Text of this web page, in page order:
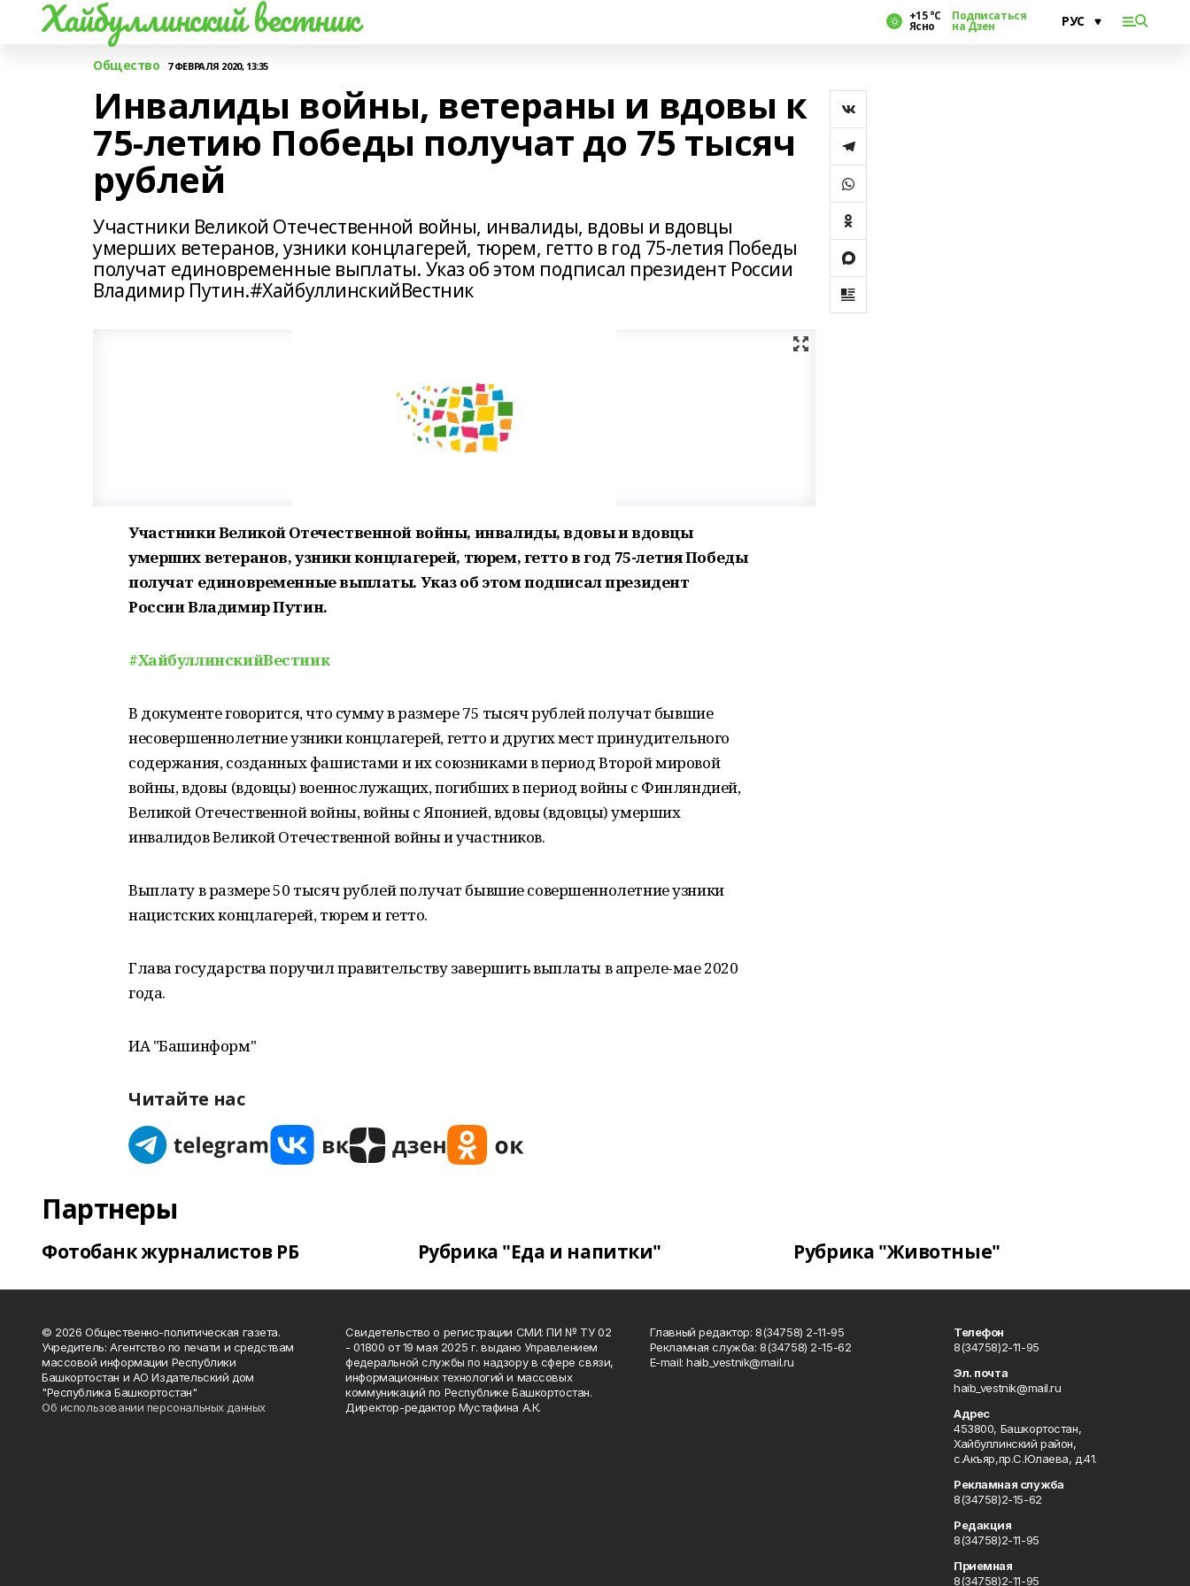
Хайбуллинский вестник +15 °С
Ясно
Подписаться
на Дзен
Общество 7 ФЕВРАЛЯ 2020, 13:35
Инвалиды войны, ветераны и вдовы к
75-летию Победы получат до 75 тысяч
рублей
Участники Великой Отечественной войны, инвалиды, вдовы и вдовцы
умерших ветеранов, узники концлагерей, тюрем, гетто в год 75-летия Победы
получат единовременные выплаты. Указ об этом подписал президент России
Владимир Путин.#ХайбуллинскийВестник
Участники Великой Отечественной войны, инвалиды, вдовы и вдовцы
умерших ветеранов, узники концлагерей, тюрем, гетто в год 75-летия Победы
получат единовременные выплаты. Указ об этом подписал президент
России Владимир Путин.
#ХайбуллинскийВестник
В документе говорится, что сумму в размере 75 тысяч рублей получат бывшие
несовершеннолетние узники концлагерей, гетто и других мест принудительного
содержания, созданных фашистами и их союзниками в период Второй мировой
войны, вдовы (вдовцы) военнослужащих, погибших в период войны с Финляндией,
Великой Отечественной войны, войны с Японией, вдовы (вдовцы) умерших
инвалидов Великой Отечественной войны и участников.
Выплату в размере 50 тысяч рублей получат бывшие совершеннолетние узники
нацистских концлагерей, тюрем и гетто.
Глава государства поручил правительству завершить выплаты в апреле-мае 2020
года.
ИА "Башинформ"
Читайте нас
Партнеры
Фотобанк журналистов РБ Рубрика "Еда и напитки" Рубрика "Животные"
© 2026 Общественно-политическая газета.
Учредитель: Агентство по печати и средствам
массовой информации Республики
Башкортостан и АО Издательский дом
"Республика Башкортостан"
Об использовании персональных данных
Свидетельство о регистрации СМИ: ПИ № ТУ 02
- 01800 от 19 мая 2025 г. выдано Управлением
федеральной службы по надзору в сфере связи,
информационных технологий и массовых
коммуникаций по Республике Башкортостан.
Директор-редактор Мустафина А.К.
Главный редактор: 8(34758) 2-11-95
Рекламная служба: 8(34758) 2-15-62
Е-mаil: haib_vestnik@mail.ru
Телефон
8(34758)2-11-95
Эл. почта
haib_vestnik@mail.ru
Адрес
453800, Башкортостан,
Хайбуллинский район,
с.Акъяр,пр.С.Юлаева, д.41.
Рекламная служба
8(34758)2-15-62
Редакция
8(34758)2-11-95
Приемная
8(34758)2-11-95